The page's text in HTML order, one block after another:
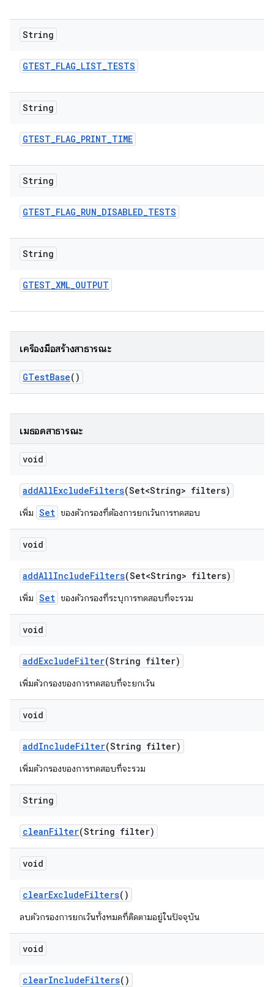
String
GTEST_FLAG_LIST_TESTS
String
GTEST_FLAG_PRINT_TIME
String
GTEST_FLAG_RUN_DISABLED_TESTS
String
GTEST_XML_OUTPUT
เครื่องมือสร้างสาธารณะ
GTestBase()
เมธอดสาธารณะ
void
addAllExcludeFilters(Set<String> filters)
เพิ่ม Set ของตัวกรองที่ต้องการยกเว้นการทดสอบ
void
addAllIncludeFilters(Set<String> filters)
เพิ่ม Set ของตัวกรองที่ระบุการทดสอบที่จะรวม
void
addExcludeFilter(String filter)
เพิ่มตัวกรองของการทดสอบที่จะยกเว้น
void
addIncludeFilter(String filter)
เพิ่มตัวกรองของการทดสอบที่จะรวม
String
cleanFilter(String filter)
void
clearExcludeFilters()
ลบตัวกรองการยกเว้นทั้งหมดที่ติดตามอยู่ในปัจจุบัน
void
clearIncludeFilters()